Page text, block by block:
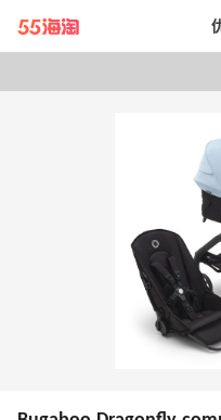
带你去官网买正品